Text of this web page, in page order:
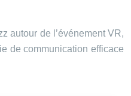
autour de l’événement VR,
de communication efficace